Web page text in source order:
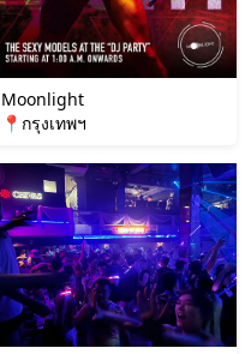
Moonlight
📍กรุงเทพฯ